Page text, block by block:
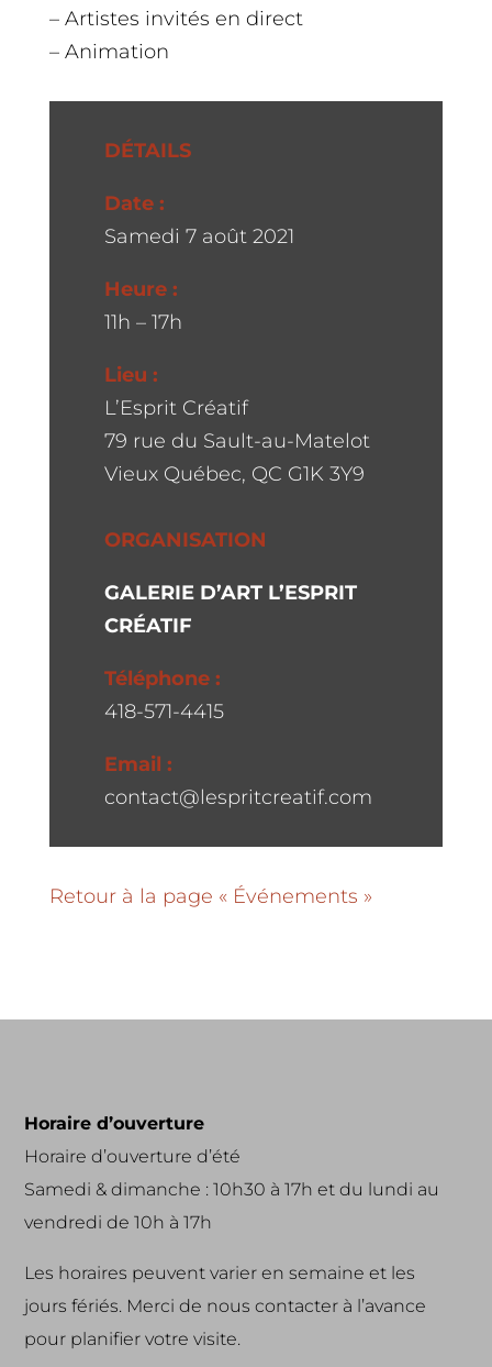
– Artistes invités en direct
– Animation
DÉTAILS
Date :
Samedi 7 août 2021
Heure :
11h – 17h
Lieu :
L’Esprit Créatif
79 rue du Sault-au-Matelot
Vieux Québec, QC G1K 3Y9
ORGANISATION
GALERIE D’ART L’ESPRIT
CRÉATIF
Téléphone :
418-571-4415
Email :
contact@lespritcreatif.com
Retour à la page « Événements »
Horaire d’ouverture
Horaire d’ouverture d’été
Samedi & dimanche : 10h30 à 17h et du lundi au
vendredi de 10h à 17h
Les horaires peuvent varier en semaine et les
jours fériés. Merci de nous contacter à l’avance
pour planifier votre visite.